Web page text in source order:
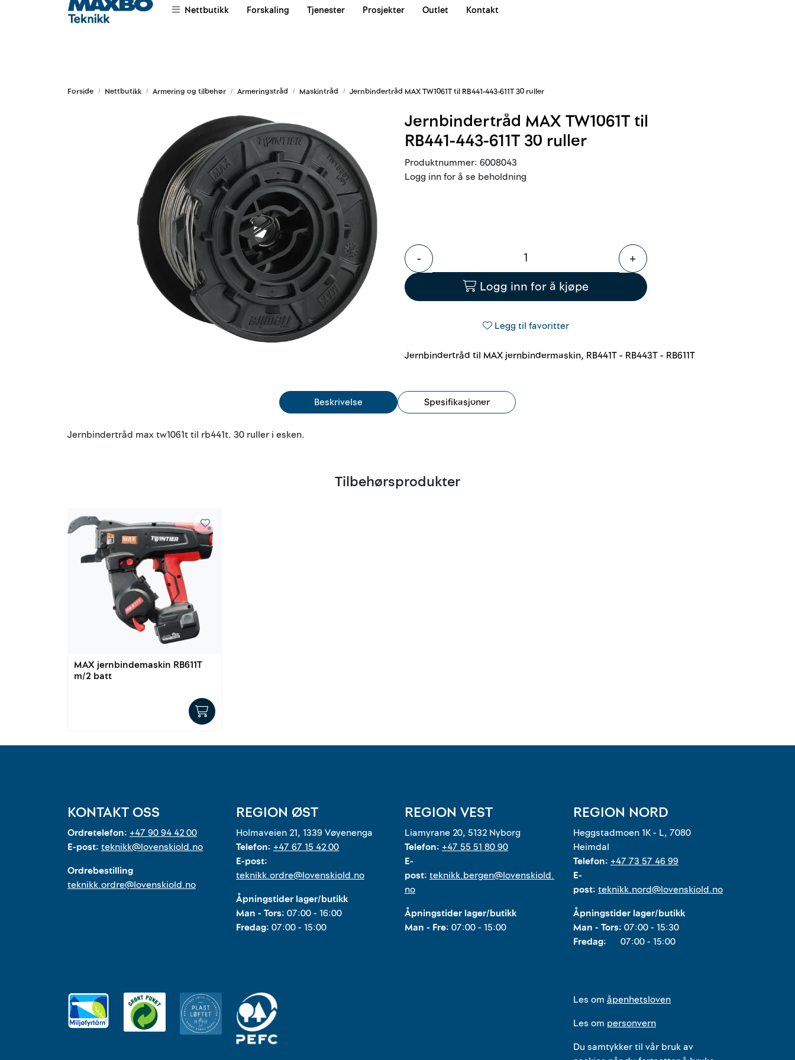
Skip to main content
Om oss | Leievilkår | Våre team
Nettbutikk Forskaling Tjenester Prosjekter Outlet Kontakt
Forside Nettbutikk Armering og tilbehør Armeringstråd Maskintråd Jernbindertråd MAX TW1061T til RB441-443-611T 30 ruller
Jernbindertråd MAX TW1061T til
RB441-443-611T 30 ruller
Produktnummer: 6008043
Logg inn for å se beholdning
-
+
Logg inn for å kjøpe
Legg til favoritter
Jernbindertråd til MAX jernbindermaskin, RB441T - RB443T - RB611T
Beskrivelse Spesifikasjoner
Jernbindertråd max tw1061t til rb441t. 30 ruller i esken.
Tilbehørsprodukter
MAX jernbindemaskin RB611T
m/2 batt
KONTAKT OSS
Ordretelefon: +47 90 94 42 00
E-post: teknikk@lovenskiold.no
Ordrebestilling
teknikk.ordre@lovenskiold.no
REGION ØST
Holmaveien 21, 1339 Vøyenenga
Telefon: +47 67 15 42 00
E-post:
teknikk.ordre@lovenskiold.no
Åpningstider lager/butikk
Man - Tors: 07:00 - 16:00
Fredag: 07:00 - 15:00
REGION VEST
Liamyrane 20, 5132 Nyborg
Telefon: +47 55 51 80 90
E-
post: teknikk.bergen@lovenskiold.
no
Åpningstider lager/butikk
Man - Fre: 07:00 - 15:00
REGION NORD
Heggstadmoen 1K - L, 7080
Heimdal
Telefon: +47 73 57 46 99
E-
post: teknikk.nord@lovenskiold.no
Åpningstider lager/butikk
Man - Tors: 07:00 - 15:30
Fredag: 07:00 - 15:00
Les om åpenhetsloven
Les om personvern
Du samtykker til vår bruk av